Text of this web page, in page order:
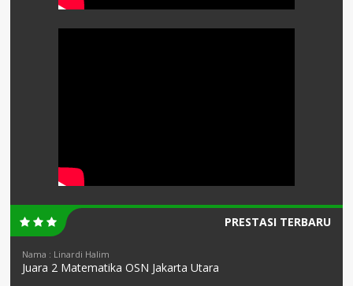
PRESTASI TERBARU
Nama : Linardi Halim
Juara 2 Matematika OSN Jakarta Utara